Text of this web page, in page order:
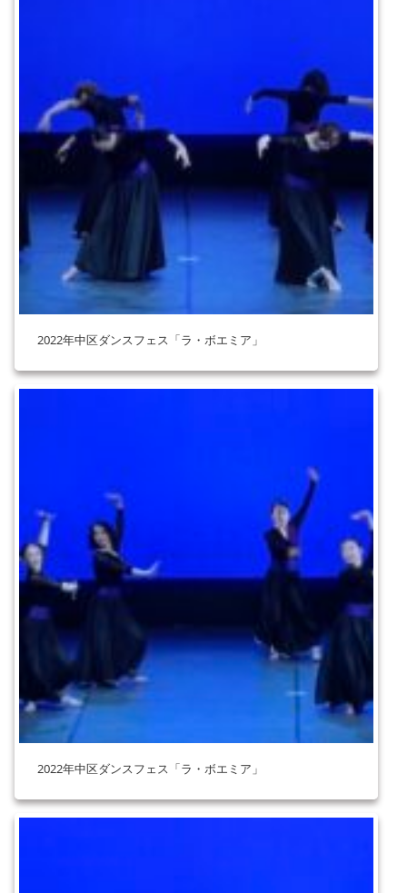
2022年中区ダンスフェス「ラ・ボエミア」
2022年中区ダンスフェス「ラ・ボエミア」